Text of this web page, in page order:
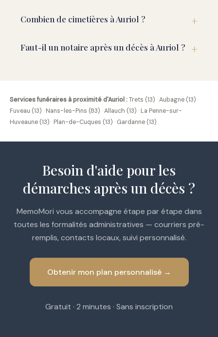
Combien de cimetières à Auriol ?
Faut-il un notaire après un décès à Auriol ?
Services funéraires à proximité d'Auriol :Trets (13) ·Aubagne (13) ·
Fuveau (13) · Nans-les-Pins (83) ·Allauch (13) · La Penne-sur-
Huveaune (13) · Plan-de-Cuques (13) · Gardanne (13)
Besoin d'aide pour les
démarches après un décès ?
MemoMori vous accompagne étape par étape dans
toutes les formalités administratives — courriers pré-
remplis, contacts locaux, suivi personnalisé.
Obtenir mon plan personnalisé →
Gratuit · 2 minutes · Sans inscription